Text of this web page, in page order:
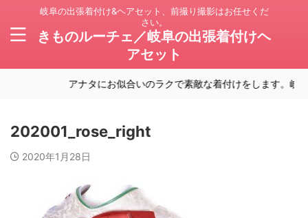
岐阜の出張着付け&ヘアセット、前撮り撮影はお任せくだ
さい。
きものルーチェ／岐阜の出張着付けヘ
アセット
アナタにお似合いのラクで素敵な着付けをします。岐阜
202001_rose_right
2020年1月28日